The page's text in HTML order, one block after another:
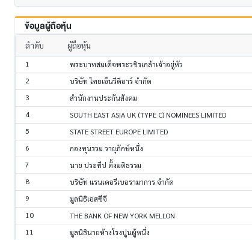
ข้อมูลผู้ถือหุ้น
ลำดับ ผู้ถือหุ้น
1 พระบาทสมเด็จพระวชิรเกล้าเจ้าอยู่หัว
2 บริษัท ไทยเอ็นวีดีอาร์ จำกัด
3 สำนักงานประกันสังคม
4 SOUTH EAST ASIA UK (TYPE C) NOMINEES LIMITED
5 STATE STREET EUROPE LIMITED
6 กองทุนรวม วายุภักษ์หนึ่ง
7 นาย ประทีป ตั้งมติธรรม
8 บริษัท แรนเดอรีเบอรามาการ จำกัด
9 มูลนิธิเอสซีจี
10 THE BANK OF NEW YORK MELLON
11 มูลนิธินายห้างโรงปูนผู้หนึ่ง